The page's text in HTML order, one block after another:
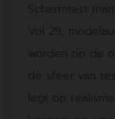
Schermtest
Vol 29,
worden op de
de sfeer van
legt op